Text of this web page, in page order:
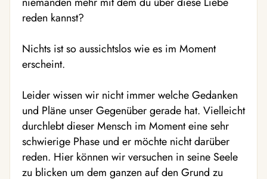
reden kannst?
Nichts ist so aussichtslos wie es im Moment
erscheint.
Leider wissen wir nicht immer welche Gedanken
und Pläne unser Gegenüber gerade hat. Vielleicht
durchlebt dieser Mensch im Moment eine sehr
schwierige Phase und er möchte nicht darüber
reden. Hier können wir versuchen in seine Seele
zu blicken um dem ganzen auf den Grund zu